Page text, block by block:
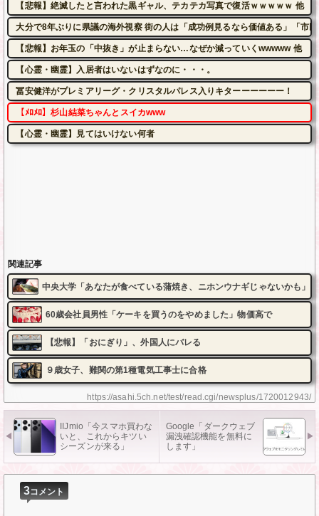
https://asahi.5ch.net/test/read.cgi/newsplus/1720012943/
【悲報】絶滅したと言われた黒ギャル、テカテカ写真で復活ｗｗｗｗｗ 他
大分で8年ぶりに県議の海外視察 街の人は「成功例見るなら価値ある」「市
【悲報】お年玉の「中抜き」が止まらない…なぜか減っていくwwwww 他
【心霊・幽霊】入居者はいないはずなのに・・・。
冨安健洋がプレミアリーグ・クリスタルパレス入りキターーーーーー！
【ﾒﾛﾒﾛ】杉山結菜ちゃんとスイカwww
【心霊・幽霊】見てはいけない何者
関連記事
中央大学「あなたが食べている蒲焼き、ニホンウナギじゃないかも」
60歳会社員男性「ケーキを買うのをやめました」物価高で
【悲報】「おにぎり」、外国人にバレる
９歳女子、難関の第1種電気工事士に合格
IIJmio「今スマホ買わな
いと、これからキツい
シーズンが来る」
Google「ダークウェブ
漏洩確認機能を無料に
します」
3コメント